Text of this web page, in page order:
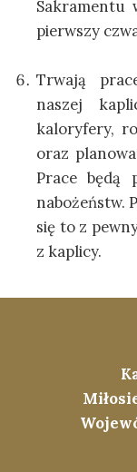
Sakramentu
pierwszy
Trwają
naszej
kaloryfery,
oraz
Prace będą
nabożeństw.
się to z
z kaplicy.